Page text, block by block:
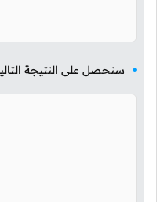
سنحصل على النتيجة